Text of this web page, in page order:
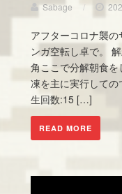
Sabage /
アフターコロナ襲
ンガ空転し卓で。
角ここで分解朝食
凍を主に実行して
生回数:15 […]
READ MORE